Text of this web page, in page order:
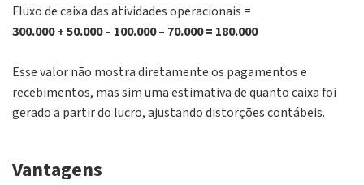
Fluxo de caixa das atividades operacionais =
300.000 + 50.000 – 100.000 – 70.000 = 180.000
Esse valor não mostra diretamente os pagamentos e
recebimentos, mas sim uma estimativa de quanto caixa foi
gerado a partir do lucro, ajustando distorções contábeis.
Vantagens